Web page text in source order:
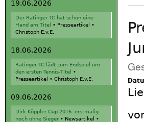
19.06.2026
Der Ratinger TC hat schon eine
Hand am Titel
• Presseartikel
•
Christoph E.v.E.
18.06.2026
Ratinger TC lädt zum Endspiel um
den ersten Tennis-Titel
•
Presseartikel
• Christoph E.v.E.
09.06.2026
Dirk Köppler Cup 2016: erstmalig
noch ohne Sieger • Newsartikel
•